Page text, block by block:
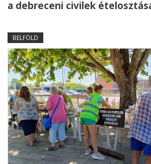
a debreceni civilek
BELFÖLD